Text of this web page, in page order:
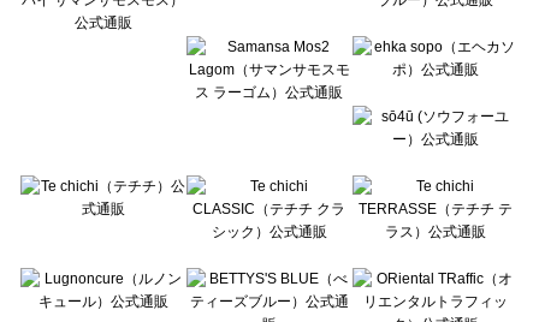
Wpc.（ワールドパーティー）のその他雑貨一覧